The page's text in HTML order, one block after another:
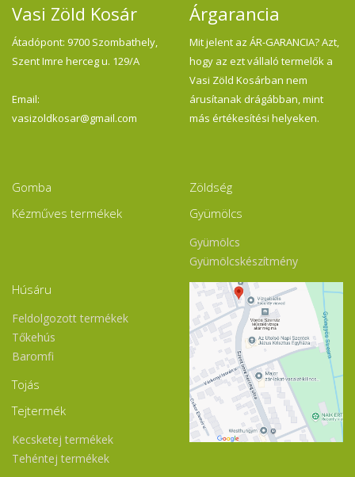
Vasi Zöld Kosár
Átadópont: 9700 Szombathely,
Szent Imre herceg u. 129/A
Email:
vasizoldkosar@gmail.com
Árgarancia
Mit jelent az ÁR-GARANCIA? Azt,
hogy az ezt vállaló termelők a
Vasi Zöld Kosárban nem
árusítanak drágábban, mint
más értékesítési helyeken.
Gomba
Kézműves termékek
Zöldség
Gyümölcs
Gyümölcs
Gyümölcskészítmény
Húsáru
Feldolgozott termékek
Tőkehús
Baromfi
Tojás
Tejtermék
Kecsketej termékek
Tehéntej termékek